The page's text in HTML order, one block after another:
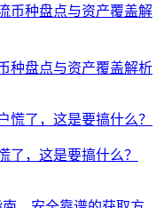
种盘点与资产覆盖解析
了，这是要搞什么？